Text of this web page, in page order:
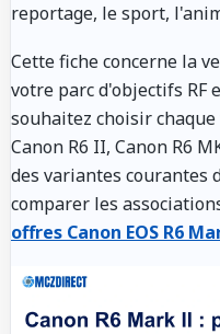
reportage, le sport,
Cette fiche concerne la
votre parc d'objectifs RF
souhaitez choisir
Canon R6 II, Canon R6
des variantes courantes
comparer les
offres Canon EOS R6